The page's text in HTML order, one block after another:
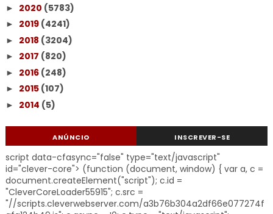
► 2020 (5783)
► 2019 (4241)
► 2018 (3204)
► 2017 (820)
► 2016 (248)
► 2015 (107)
► 2014 (5)
ANÚNCIO INSCREVER-SE
script data-cfasync="false" type="text/javascript"
id="clever-core"> (function (document, window) { var a, c =
document.createElement("script"); c.id =
"CleverCoreLoader55915"; c.src =
"//scripts.cleverwebserver.com/a3b76b304a2df66e077274f